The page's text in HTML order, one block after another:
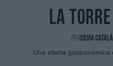
La
PerSílvia Català
Una oferta gastronòmica